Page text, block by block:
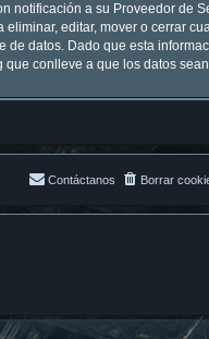
notificación a su Proveedor de
editar, mover o cerrar
datos. Dado que esta
conlleve a que los datos
Borrar
Contáctanos